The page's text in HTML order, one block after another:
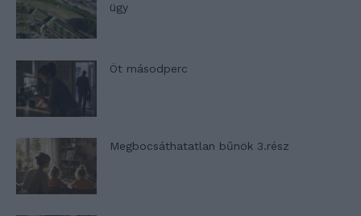
ügy
Öt másodperc
Megbocsáthatatlan bűnök 3.rész